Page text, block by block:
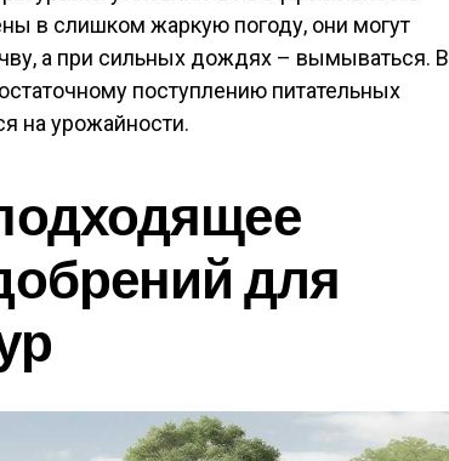
в слишком жаркую погоду, они могут
а при сильных дождях – вымываться. В
поступлению питательных
на урожайности.
для